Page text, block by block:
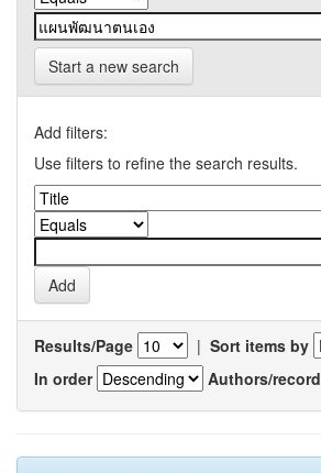
Start a new search
Add filters:
Use filters to refine the search results.
Results/Page | Sort items by
In order
Authors/record